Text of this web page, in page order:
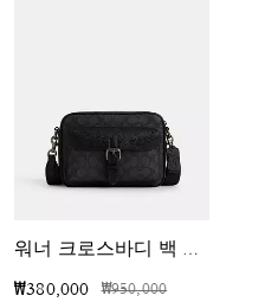
워너 크로스바디 백 인 시그니처 캔버스
₩380,000 가격 인하 전
₩950,000인하됨